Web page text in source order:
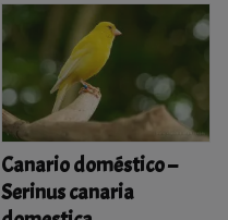
Canario doméstico –
Serinus canaria